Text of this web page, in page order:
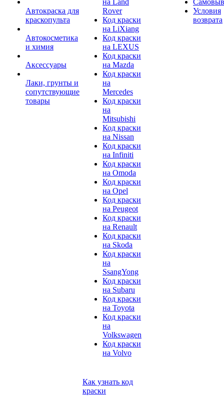
Автокраска для
краскопульта
Автокосметика
и химия
Аксессуары
Лаки, грунты и
сопутствующие
товары
на Land
Rover
Код краски
на LiXiang
Код краски
на LEXUS
Код краски
на Mazda
Код краски
на
Mercedes
Код краски
на
Mitsubishi
Код краски
на Nissan
Код краски
на Infiniti
Код краски
на Omoda
Код краски
на Opel
Код краски
на Peugeot
Код краски
на Renault
Код краски
на Skoda
Код краски
на
SsangYong
Код краски
на Subaru
Код краски
на Toyota
Код краски
на
Volkswagen
Код краски
на Volvo
Условия
возврата
Как узнать код
краски